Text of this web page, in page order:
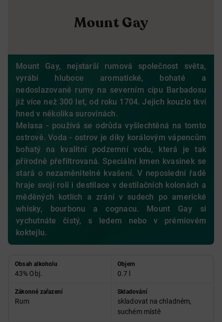
Mount Gay
Mount Gay, nejstarší rumová společnost světa,
vyrábí hluboce aromatické, bohaté a
nedoslazované rumy na severním cípu Barbadosu
již více než 300 let, od roku 1704. Jejich kouzlo tkví
hned v několika surovinách.
Melasa - používá se odrůda vyšlechtěná na tomto
ostrově. Voda - ostrov je díky korálovým vápencům
bohatý na kvalitní podzemní vodu, která je tak
přírodně přefiltrovaná. Speciální kmen kvasinek se
stará o nezaměnitelné kvašení. V neposlední řadě
hraje svojí roli i destilace v destilačních kolonách a
měděných kotlích a zrání v sudech po americké
whisky, bourbonu a cognacu. Mount Gay si
vychutnáte čistý, s ledem nebo v prémiovém
koktejlu.
Obsah alkoholu
43% Obj.
Objem
0.7 l
Zákonné zařazení
Rum
Skladování
skladovat na chladném,
suchém místě